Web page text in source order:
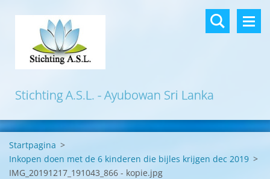
Stichting A.S.L. - Ayubowan Sri Lanka
Startpagina >
Inkopen doen met de 6 kinderen die bijles krijgen dec 2019 >
IMG_20191217_191043_866 - kopie.jpg